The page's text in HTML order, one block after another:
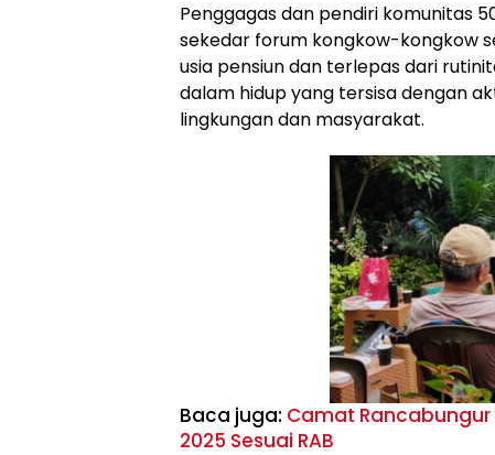
Penggagas dan pendiri komunitas
sekedar forum kongkow-kongkow
usia pensiun dan terlepas dari
dalam hidup yang tersisa dengan
lingkungan dan masyarakat.
Baca juga: Camat Rancabungur
2025 Sesuai RAB